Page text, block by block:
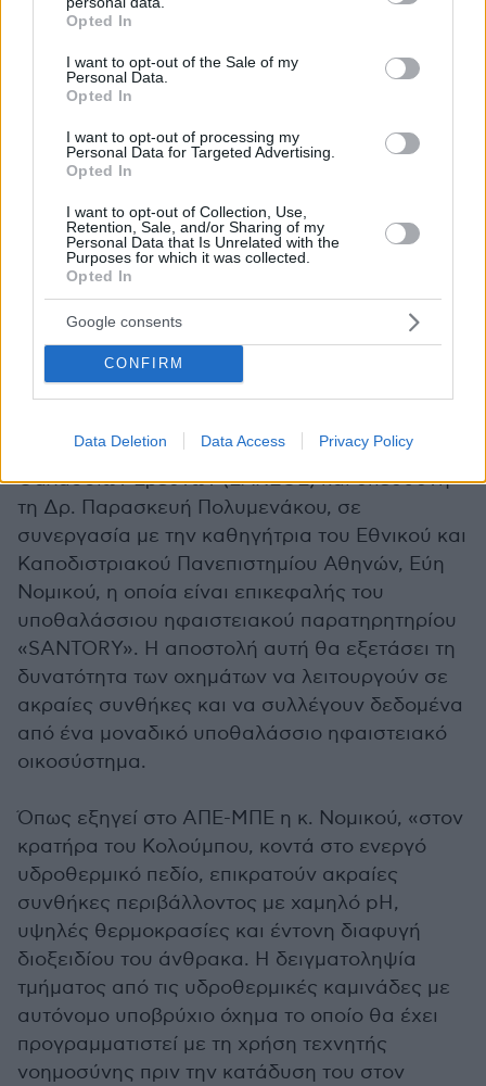
grant or deny consent to Google and its third-party tags to
use your data for below specified purposes in below Google
consent section.
Opted In
I want to opt-out of the Sale of my
Personal Data.
Opted In
I want to opt-out of processing my
Personal Data for Targeted Advertising.
Opted In
I want to opt-out of Collection, Use,
Retention, Sale, and/or Sharing of my
Personal Data that Is Unrelated with the
Purposes for which it was collected.
Opted In
Google consents
CONFIRM
Data Deletion Data Access Privacy Policy
αναπτυχθούν στο πλαίσιο του προγράμματος,
πρόκειται να δοκιμαστούν στο πεδίο σε τρεις
διαφορετικές αποστολές, καθεμία με
αποστολή θα πραγματοποιηθεί στο θαλάσσιο
παρατηρητήριο OBSEA στα ανοικτά των ακτών
προσφέρει ιδανικές συνθήκες για τη δοκιμή
των συστημάτων παρακολούθησης και των
αισθητήρων των οχημάτων σε ελεγχόμενες
Θα ακολουθήσει η ιδιαίτερα απαιτητική
αποστολή στον κρατήρα του υποθαλάσσιου
Σαντορίνης, με επικεφαλής το Ελληνικό Κέντρο
Θαλάσσιων Ερευνών (ΕΛΚΕΘΕ) και υπεύθυνη
τη Δρ. Παρασκευή Πολυμενάκου, σε
συνεργασία με την καθηγήτρια του Εθνικού και
Καποδιστριακού Πανεπιστημίου Αθηνών, Εύη
Νομικού, η οποία είναι επικεφαλής του
υποθαλάσσιου ηφαιστειακού παρατηρητηρίου
«SANTORY». Η αποστολή αυτή θα εξετάσει τη
δυνατότητα των οχημάτων να λειτουργούν σε
ακραίες συνθήκες και να συλλέγουν δεδομένα
από ένα μοναδικό υποθαλάσσιο ηφαιστειακό
οικοσύστημα.
Όπως εξηγεί στο ΑΠΕ-ΜΠΕ η κ. Νομικού, «στον
κρατήρα του Κολούμπου, κοντά στο ενεργό
υδροθερμικό πεδίο, επικρατούν ακραίες
συνθήκες περιβάλλοντος με χαμηλό pH,
υψηλές θερμοκρασίες και έντονη διαφυγή
διοξειδίου του άνθρακα. Η δειγματοληψία
τμήματος από τις υδροθερμικές καμινάδες με
αυτόνομο υποβρύχιο όχημα το οποίο θα έχει
προγραμματιστεί με τη χρήση τεχνητής
νοημοσύνης πριν την κατάδυση του στον